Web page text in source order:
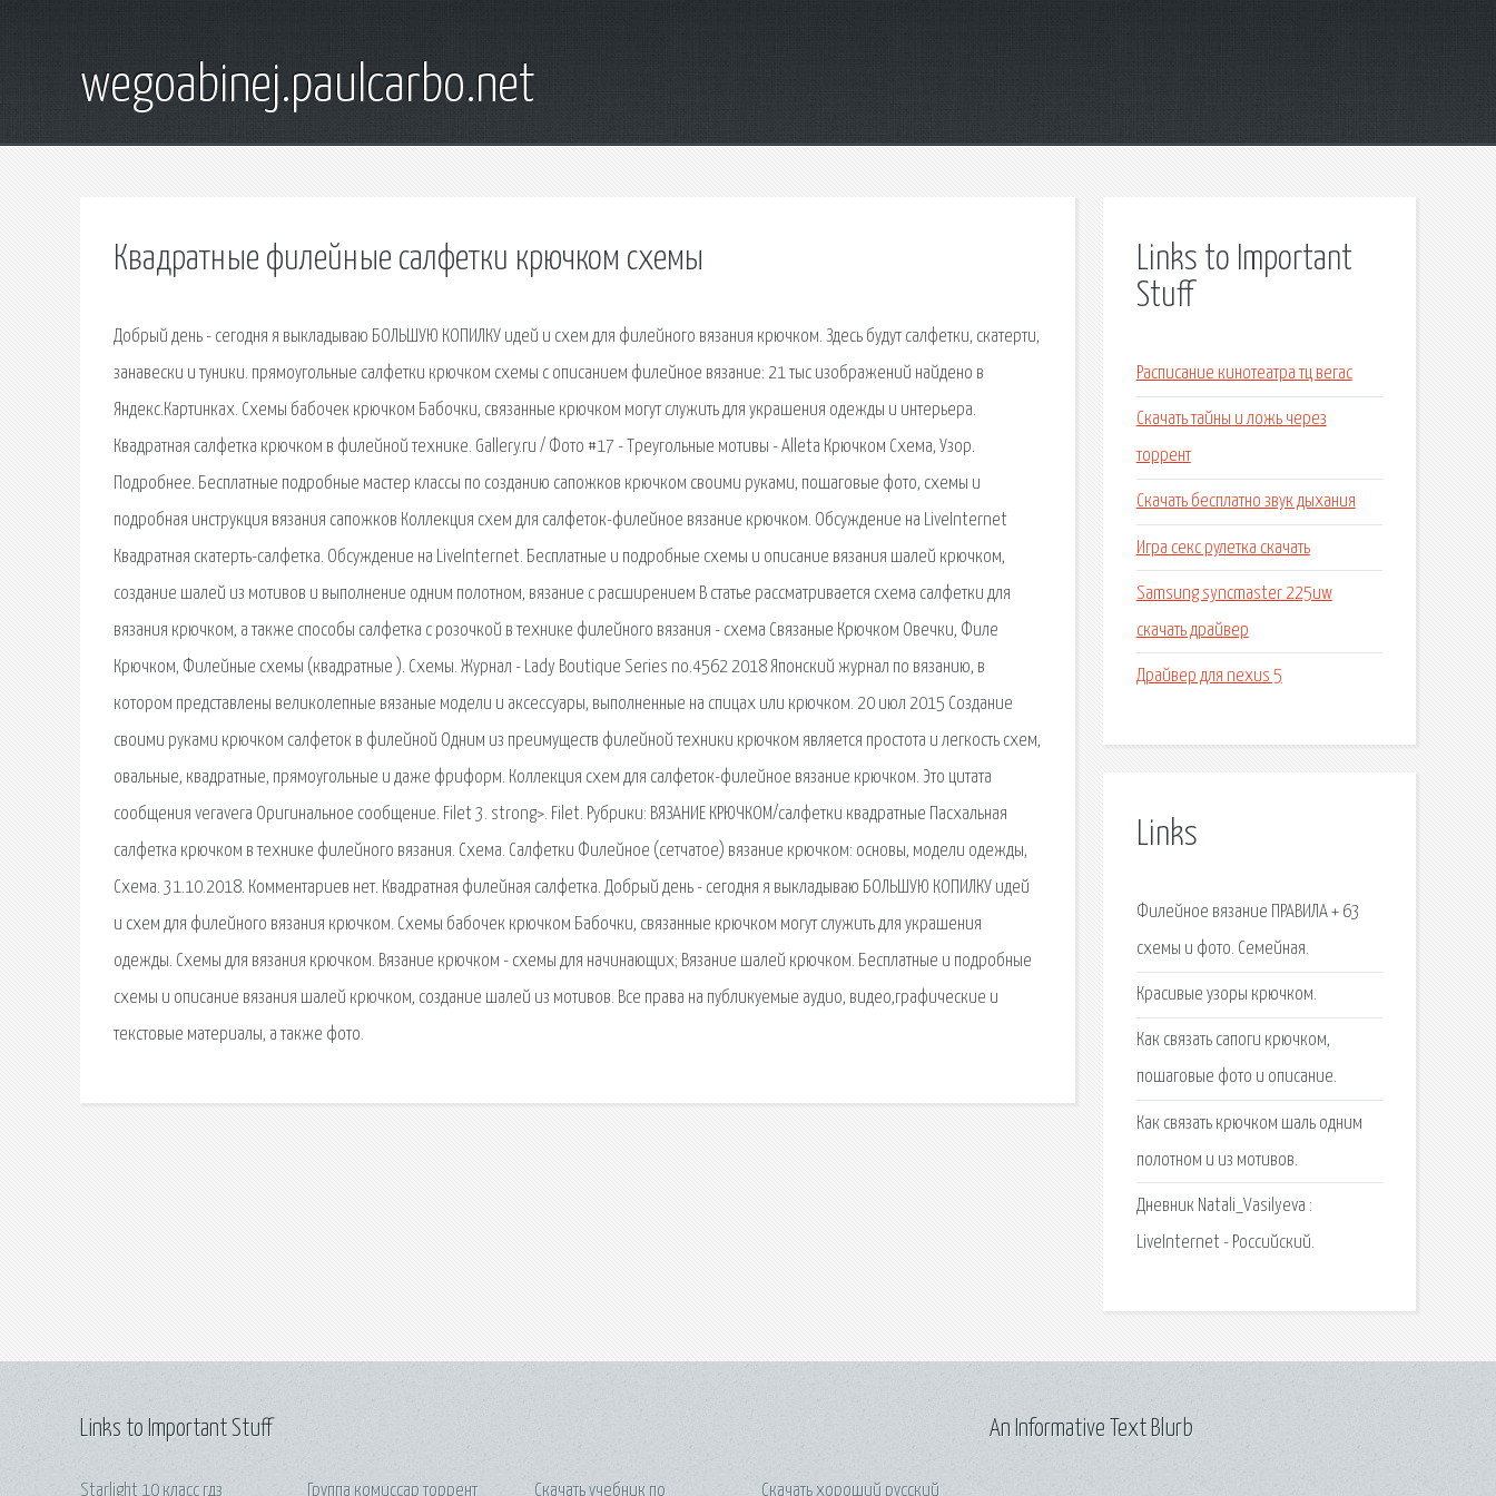
wegoabinej.paulcarbo.net
Квадратные филейные салфетки крючком схемы
Добрый день - сегодня я выкладываю БОЛЬШУЮ КОПИЛКУ идей и схем для филейного вязания крючком. Здесь будут салфетки, скатерти,
занавески и туники. прямоугольные салфетки крючком схемы с описанием филейное вязание: 21 тыс изображений найдено в
Яндекс.Картинках. Схемы бабочек крючком Бабочки, связанные крючком могут служить для украшения одежды и интерьера.
Квадратная салфетка крючком в филейной технике. Gallery.ru / Фото #17 - Треугольные мотивы - Alleta Крючком Схема, Узор.
Подробнее. Бесплатные подробные мастер классы по созданию сапожков крючком своими руками, пошаговые фото, схемы и
подробная инструкция вязания сапожков Коллекция схем для салфеток-филейное вязание крючком. Обсуждение на LiveInternet
Квадратная скатерть-салфетка. Обсуждение на LiveInternet. Бесплатные и подробные схемы и описание вязания шалей крючком,
создание шалей из мотивов и выполнение одним полотном, вязание с расширением В статье рассматривается схема салфетки для
вязания крючком, а также способы салфетка с розочкой в технике филейного вязания - схема Связаные Крючком Овечки, Филе
Крючком, Филейные схемы (квадратные ). Схемы. Журнал - Lady Boutique Series no.4562 2018 Японский журнал по вязанию, в
котором представлены великолепные вязаные модели и аксессуары, выполненные на спицах или крючком. 20 июл 2015 Создание
своими руками крючком салфеток в филейной Одним из преимуществ филейной техники крючком является простота и легкость схем,
овальные, квадратные, прямоугольные и даже фриформ. Коллекция схем для салфеток-филейное вязание крючком. Это цитата
сообщения veravera Оригинальное сообщение. Filet 3. strong>. Filet. Рубрики: ВЯЗАНИЕ КРЮЧКОМ/салфетки квадратные Пасхальная
салфетка крючком в технике филейного вязания. Схема. Салфетки Филейное (сетчатое) вязание крючком: основы, модели одежды,
Схема. 31.10.2018. Комментариев нет. Квадратная филейная салфетка. Добрый день - сегодня я выкладываю БОЛЬШУЮ КОПИЛКУ идей
и схем для филейного вязания крючком. Схемы бабочек крючком Бабочки, связанные крючком могут служить для украшения
одежды. Схемы для вязания крючком. Вязание крючком - схемы для начинающих; Вязание шалей крючком. Бесплатные и подробные
схемы и описание вязания шалей крючком, создание шалей из мотивов. Все права на публикуемые аудио, видео,графические и
текстовые материалы, а также фото.
Links to Important
Stuff
Расписание кинотеатра тц вегас
Скачать тайны и ложь через
торрент
Скачать бесплатно звук дыхания
Игра секс рулетка скачать
Samsung syncmaster 225uw
скачать драйвер
Драйвер для nexus 5
Links
Филейное вязание ПРАВИЛА + 63
схемы и фото. Семейная.
Красивые узоры крючком.
Как связать сапоги крючком,
пошаговые фото и описание.
Как связать крючком шаль одним
полотном и из мотивов.
Дневник Natali_Vasilyeva :
LiveInternet - Российский.
Links to Important Stuff
Starlight 10 класс гдз Группа комиссар торрент Скачать учебник по Скачать хороший русский
An Informative Text Blurb